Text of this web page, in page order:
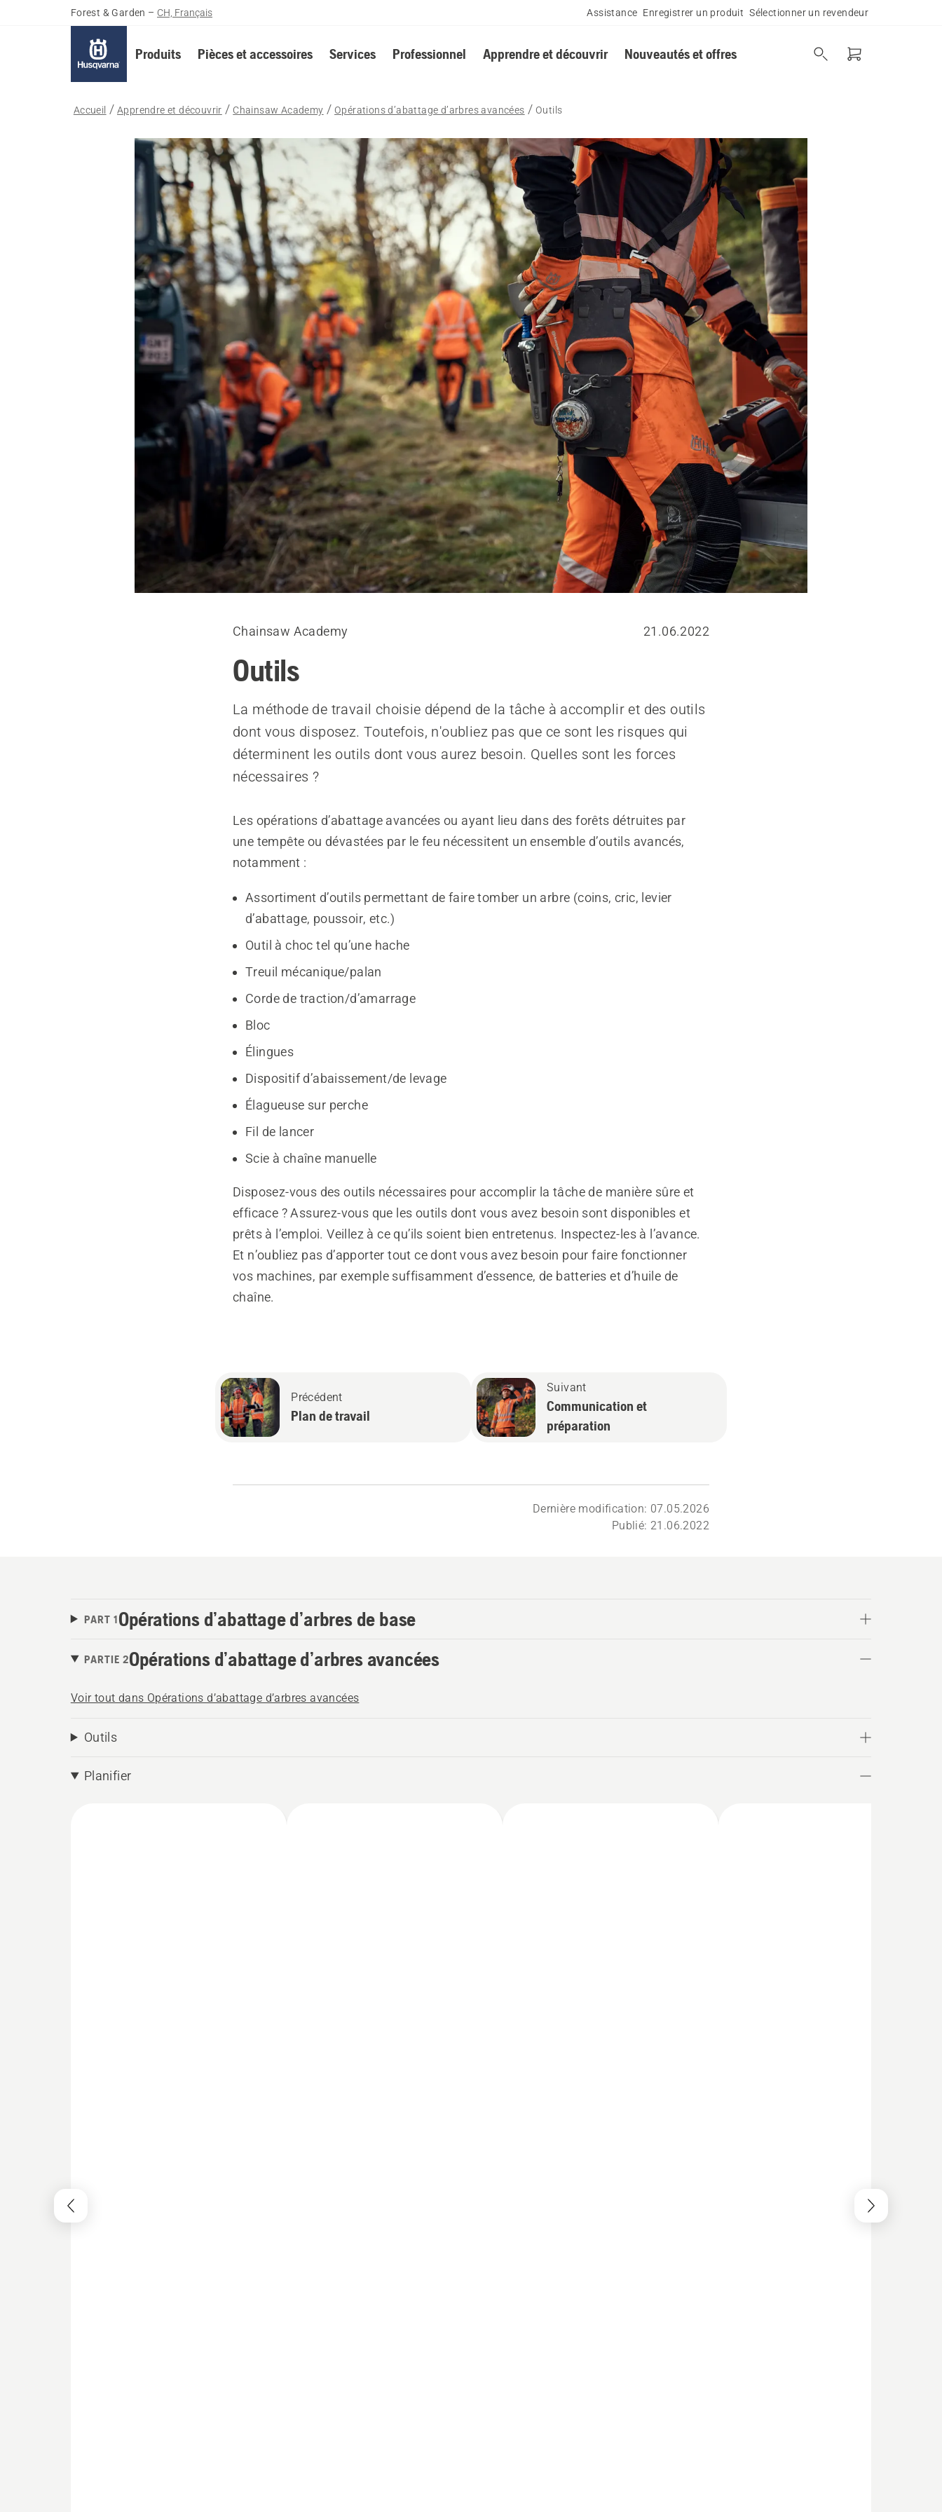
Forest & Garden – CH, Français Assistance Enregistrer un produit Sélectionner un revendeur
Produits Pièces et accessoires Services Professionnel Apprendre et découvrir Nouveautés et offres
Accueil Apprendre et découvrir Chainsaw Academy Opérations d’abattage d’arbres avancées Outils
Chainsaw Academy 21.06.2022
Outils
La méthode de travail choisie dépend de la tâche à accomplir et des outils
dont vous disposez. Toutefois, n'oubliez pas que ce sont les risques qui
déterminent les outils dont vous aurez besoin. Quelles sont les forces
nécessaires ?
Les opérations d’abattage avancées ou ayant lieu dans des forêts détruites par
une tempête ou dévastées par le feu nécessitent un ensemble d’outils avancés,
notamment :
Assortiment d’outils permettant de faire tomber un arbre (coins, cric, levier
d’abattage, poussoir, etc.)
Outil à choc tel qu’une hache
Treuil mécanique/palan
Corde de traction/d’amarrage
Bloc
Élingues
Dispositif d’abaissement/de levage
Élagueuse sur perche
Fil de lancer
Scie à chaîne manuelle
Disposez-vous des outils nécessaires pour accomplir la tâche de manière sûre et
efficace ? Assurez-vous que les outils dont vous avez besoin sont disponibles et
prêts à l’emploi. Veillez à ce qu’ils soient bien entretenus. Inspectez-les à l’avance.
Et n’oubliez pas d’apporter tout ce dont vous avez besoin pour faire fonctionner
vos machines, par exemple suffisamment d’essence, de batteries et d’huile de
chaîne.
Précédent
Plan de travail
Suivant
Communication et
préparation
Dernière modification: 07.05.2026
Publié: 21.06.2022
PART 1Opérations d’abattage d’arbres de base
PARTIE 2Opérations d’abattage d’arbres avancées
Voir tout dans Opérations d’abattage d’arbres avancées
Outils
Planifier